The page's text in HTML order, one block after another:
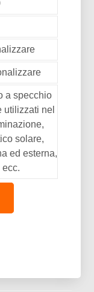
a specchio
utilizzati nel
solare,
ed esterna,
ecc.